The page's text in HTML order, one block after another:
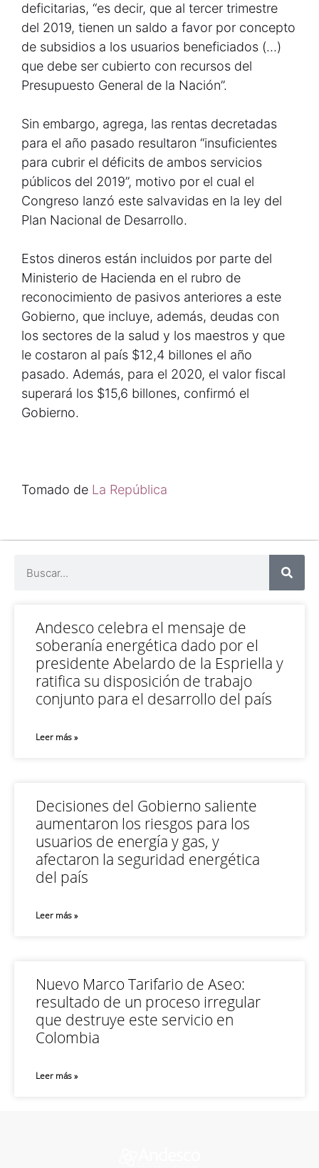
deficitarias, “es decir, que al tercer trimestre
del 2019, tienen un saldo a favor por concepto
de subsidios a los usuarios beneficiados (…)
que debe ser cubierto con recursos del
Presupuesto General de la Nación”.
Sin embargo, agrega, las rentas decretadas
para el año pasado resultaron “insuficientes
para cubrir el déficits de ambos servicios
públicos del 2019”, motivo por el cual el
Congreso lanzó este salvavidas en la ley del
Plan Nacional de Desarrollo.
Estos dineros están incluidos por parte del
Ministerio de Hacienda en el rubro de
reconocimiento de pasivos anteriores a este
Gobierno, que incluye, además, deudas con
los sectores de la salud y los maestros y que
le costaron al país $12,4 billones el año
pasado. Además, para el 2020, el valor fiscal
superará los $15,6 billones, confirmó el
Gobierno.
Tomado de La República
Andesco celebra el mensaje de
soberanía energética dado por el
presidente Abelardo de la Espriella y
ratifica su disposición de trabajo
conjunto para el desarrollo del país
Leer más »
Decisiones del Gobierno saliente
aumentaron los riesgos para los
usuarios de energía y gas, y
afectaron la seguridad energética
del país
Leer más »
Nuevo Marco Tarifario de Aseo:
resultado de un proceso irregular
que destruye este servicio en
Colombia
Leer más »